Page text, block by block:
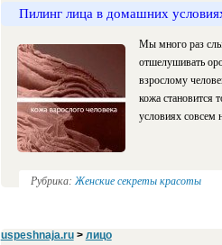
Пилинг лица в домашних
Мы много раз
отшелушивать
взрослому
кожа становится
условиях совсем
Рубрика: Женские секреты красоты
uspeshnaja.ru> лицо